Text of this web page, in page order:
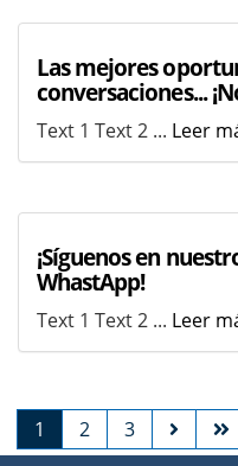
Las mejores
conversaciones...
Text 1 Text 2 ... Leer
¡Síguenos en
WhastApp!
Text 1 Text 2 ... Leer
1 2 3